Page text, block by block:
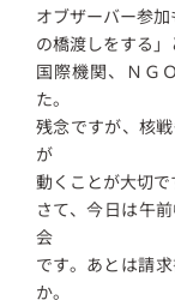
オブザーバー参
の橋渡しをする」
国際機関、ＮＧ
た。
残念ですが、核
が
動くことが大切で
さて、今日は午
会
です。あとは請
か。